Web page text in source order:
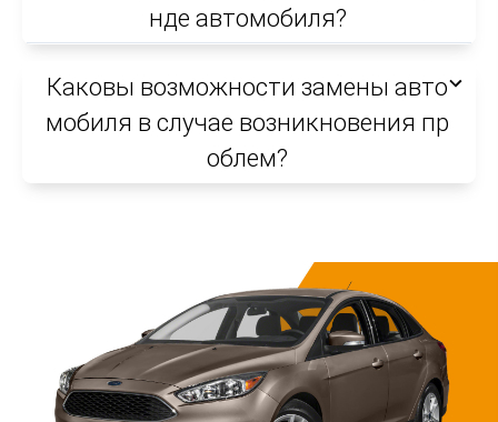
нде автомобиля?
Каковы возможности замены авто
мобиля в случае возникновения пр
облем?